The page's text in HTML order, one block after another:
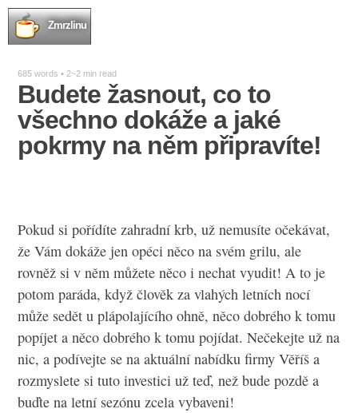
Zmrzlinu
685 words • 2~2 min read
Budete žasnout, co to
všechno dokáže a jaké
pokrmy na něm připravíte!
Pokud si pořídítezahradní krb, už nemusíte očekávat,
že Vám dokáže jen opéci něco na svém grilu, ale
rovněž si v něm můžete něco i nechat vyudit! A to je
potom paráda, když člověk za vlahých letních nocí
může sedět u plápolajícího ohně, něco dobrého k tomu
popíjet a něco dobrého k tomu pojídat. Nečekejte už na
nic, a podívejte se na aktuální nabídku firmy Věříš a
rozmyslete si tuto investici už teď, než bude pozdě a
buďte na letní sezónu zcela vybaveni!